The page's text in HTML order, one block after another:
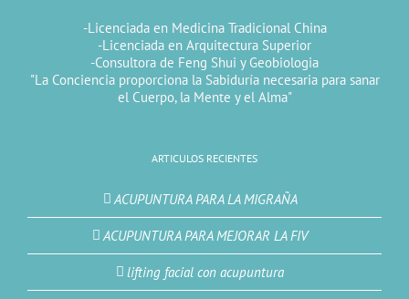
-Licenciada en Medicina Tradicional China
-Licenciada en Arquitectura Superior
-Consultora de Feng Shui y Geobiologia
"La Conciencia proporciona la Sabiduría necesaria para sanar
el Cuerpo, la Mente y el Alma"
ARTICULOS RECIENTES
ACUPUNTURA PARA LA MIGRAÑA
ACUPUNTURA PARA MEJORAR LA FIV
lifting facial con acupuntura